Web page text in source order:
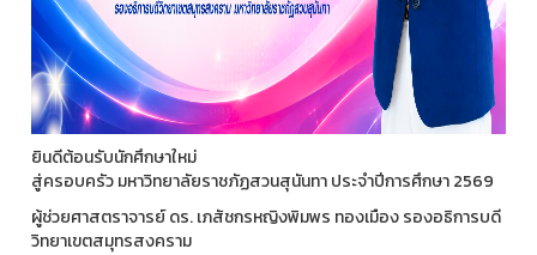
ยินดีต้อนรับนักศึกษาใหม่
สู่ครอบครัว มหาวิทยาลัยราชภัฏสวนสุนันทา ประจำปีการศึกษา 2569
ผู้ช่วยศาสตราจารย์ ดร. เภสัชกรหญิงพิมพร ทองเมือง รองอธิการบดี
วิทยาเขตสมุทรสงคราม